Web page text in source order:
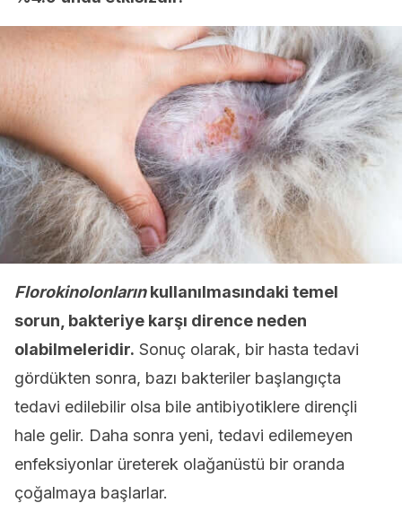
Florokinolonlarınkullanılmasındaki temel
sorun, bakteriye karşı dirence neden
olabilmeleridir. Sonuç olarak, bir hasta tedavi
gördükten sonra, bazı bakteriler başlangıçta
tedavi edilebilir olsa bile antibiyotiklere dirençli
hale gelir. Daha sonra yeni, tedavi edilemeyen
enfeksiyonlar üreterek olağanüstü bir oranda
çoğalmaya başlarlar.